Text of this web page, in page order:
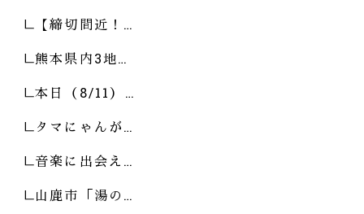
【締切間近！…
熊本県内3地…
本日（8/11）…
タマにゃんが…
音楽に出会え…
山鹿市「湯の…